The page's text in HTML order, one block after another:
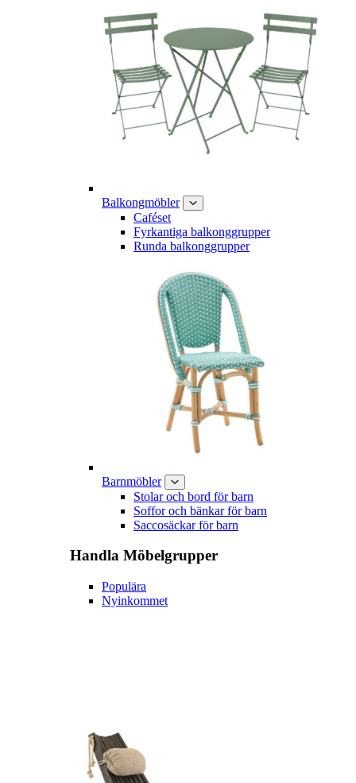
Balkongmöbler
Caféset
Fyrkantiga balkonggrupper
Runda balkonggrupper
Barnmöbler
Stolar och bord för barn
Soffor och bänkar för barn
Saccosäckar för barn
Handla Möbelgrupper
Populära
Nyinkommet